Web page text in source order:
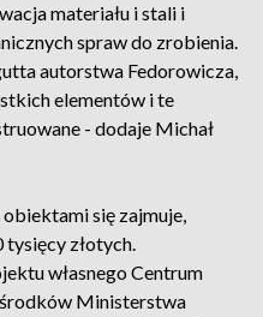
materiału i stali i
spraw do zrobienia.
autorstwa Fedorowicza,
elementów i te
- dodaje Michał
się zajmuje,
tysięcy złotych.
własnego Centrum
Ministerstwa